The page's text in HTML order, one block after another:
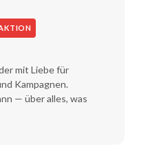
mit Liebe für
Kampagnen.
— über alles, was